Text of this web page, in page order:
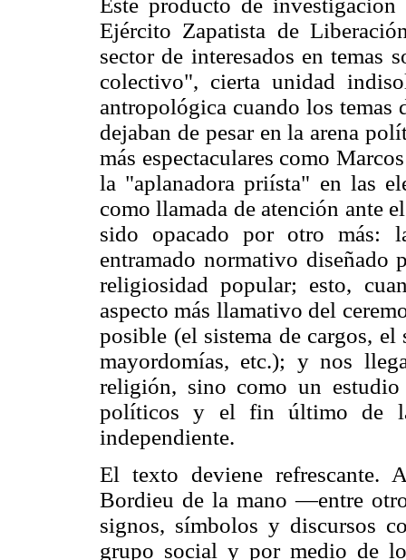
Ejército Zapatista de
sector de interesados en
colectivo", cierta unidad
antropológica cuando los
dejaban de pesar en la arena
más espectaculares como
la "aplanadora priísta" en las
como llamada de atención
sido opacado por otro más:
entramado normativo diseñado
religiosidad popular; esto,
aspecto más llamativo del
posible (el sistema de cargos, el
mayordomías, etc.); y nos
religión, sino como un
políticos y el fin último de
independiente.
El texto deviene refrescante.
Bordieu de la mano —entre
signos, símbolos y discursos
grupo social y por medio de